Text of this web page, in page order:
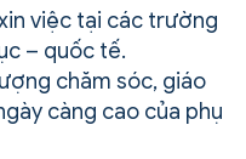
việc tại các trường
– quốc tế.
chăm sóc, giáo
càng cao của phụ